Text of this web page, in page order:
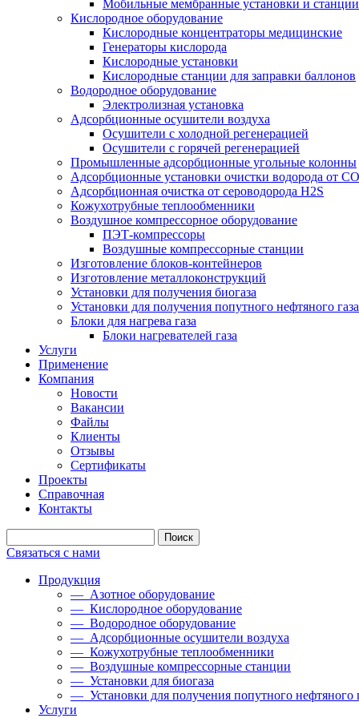
Мобильные мембранные установки и станции
Кислородное оборудование
Кислородные концентраторы медицинские
Генераторы кислорода
Кислородные установки
Кислородные станции для заправки баллонов
Водородное оборудование
Электролизная установка
Адсорбционные осушители воздуха
Осушители с холодной регенерацией
Осушители с горячей регенерацией
Промышленные адсорбционные угольные колонны
Адсорбционные установки очистки водорода от
Адсорбционная очистка от сероводорода H2S
Кожухотрубные теплообменники
Воздушное компрессорное оборудование
ПЭТ-компрессоры
Воздушные компрессорные станции
Изготовление блоков-контейнеров
Изготовление металлоконструкций
Установки для получения биогаза
Установки для получения попутного нефтяного газа
Блоки для нагрева газа
Блоки нагревателей газа
Услуги
Применение
Компания
Новости
Вакансии
Файлы
Клиенты
Отзывы
Сертификаты
Проекты
Справочная
Контакты
Связаться с нами
Продукция
— Азотное оборудование
— Кислородное оборудование
— Водородное оборудование
— Адсорбционные осушители воздуха
— Кожухотрубные теплообменники
— Воздушные компрессорные станции
— Установки для биогаза
— Установки для получения попутного нефтяного
Услуги